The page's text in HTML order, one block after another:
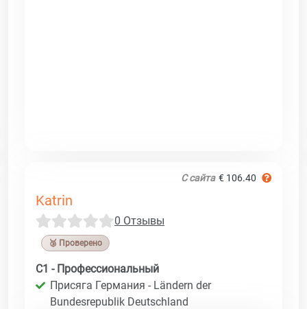
С сайта € 106.40
Katrin
0 Отзывы
🥉 Проверено
C1 - Профессиональный
Присяга Германия - Ländern der
Bundesrepublik Deutschland